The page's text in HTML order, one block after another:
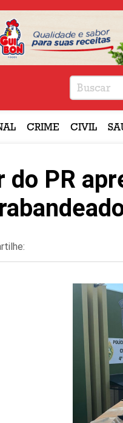
CRIME CIVIL
PR